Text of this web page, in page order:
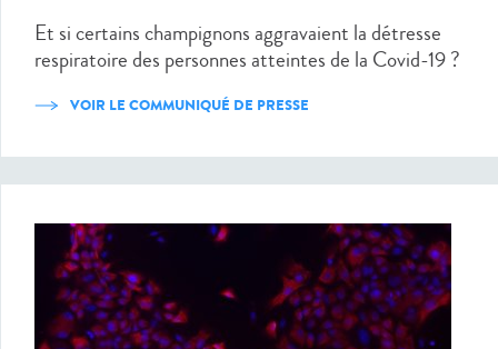
Et si certains champignons aggravaient la détresse
respiratoire des personnes atteintes de la Covid-19 ?
VOIR LE COMMUNIQUÉ DE PRESSE